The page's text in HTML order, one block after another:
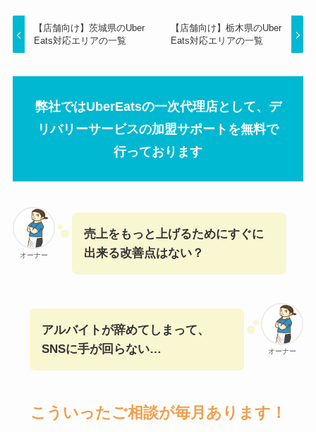
【店舗向け】茨城県のUber
Eats対応エリアの一覧
【店舗向け】栃木県のUber
Eats対応エリアの一覧
弊社ではUberEatsの一次代理店として、デ
リバリーサービスの加盟サポートを無料で
行っております
オーナー
売上をもっと上げるためにすぐに
出来る改善点はない？
オーナー
アルバイトが辞めてしまって、
SNSに手が回らない…
こういったご相談が毎月あります！